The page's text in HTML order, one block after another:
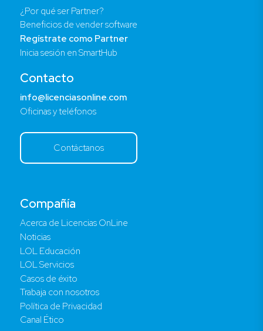
Compañía
Acerca de Licencias OnLine
Noticias
LOL Educación
LOL Servicios
Casos de éxito
Trabaja con nosotros
Política de Privacidad
Canal Ético
¿Por qué ser Partner?
Beneficios de vender software
Regístrate como Partner
Inicia sesión en SmartHub
Contacto
info@licenciasonline.com
Oficinas y teléfonos
Contáctanos